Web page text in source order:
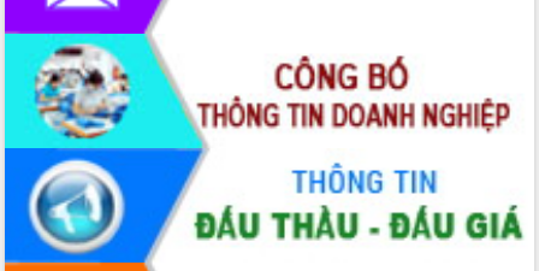
tay làm sạch môi trường
Xã Ea Kar bước chuyển mình trong
công tác cải cách hành chính mô hình
mới
UBND tỉnh họp báo định kỳ tháng 4
năm 2026
Hội thảo khoa học “Giải pháp thúc đẩy
phát triển nền kinh tế xanh tại tỉnh
Đắk Lắk”
Tăng cường giám sát, đôn đốc thực